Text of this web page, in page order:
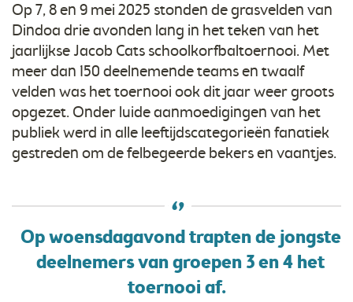
Op 7, 8 en 9 mei 2025 stonden de grasvelden van
Dindoa drie avonden lang in het teken van het
jaarlijkse Jacob Cats schoolkorfbaltoernooi. Met
meer dan 150 deelnemende teams en twaalf
velden was het toernooi ook dit jaar weer groots
opgezet. Onder luide aanmoedigingen van het
publiek werd in alle leeftijdscategorieën fanatiek
gestreden om de felbegeerde bekers en vaantjes.
Op woensdagavond trapten de jongste
deelnemers van groepen 3 en 4 het
toernooi af.